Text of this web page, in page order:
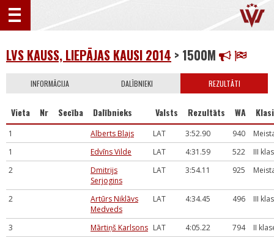
LVS KAUSS, LIEPĀJAS KAUSI 2014 > 1500M
INFORMĀCIJA DALĪBNIEKI REZULTĀTI
Vieta Nr Secība Dalībnieks Valsts Rezultāts WA
1 Alberts Blajs LAT 3:52.90 940
1
Edvīns Vilde LAT 4:31.59 522
III
2
Dmitrijs
Serjogins
LAT 3:54.11 925
2
Artūrs Niklāvs
Medveds
LAT 4:34.45 496 III
3 Mārtiņš Karlsons LAT 4:05.22 794
II